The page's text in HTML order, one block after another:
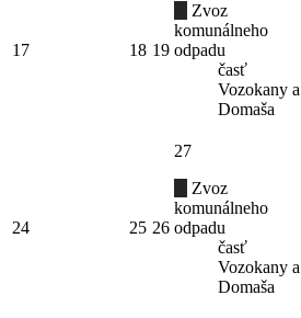
17 18 19
Zvoz
komunálneho
odpadu
časť
Vozokany a
Domaša
24 25 26
27
Zvoz
komunálneho
odpadu
časť
Vozokany a
Domaša